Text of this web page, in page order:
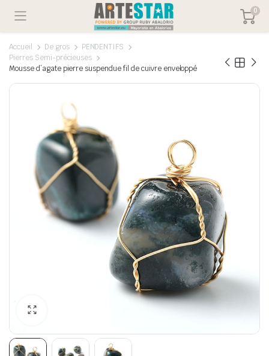
0
Accueil De gros
PENDENTIFS
Pierres Semi-précieuses
Mousse d’agate pierre suspendue fil de cuivre enveloppé